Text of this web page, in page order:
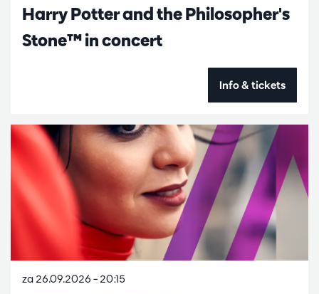
Harry Potter and the Philosopher's
Stone™ in concert
Info & tickets
za 26.09.2026 – 20:15